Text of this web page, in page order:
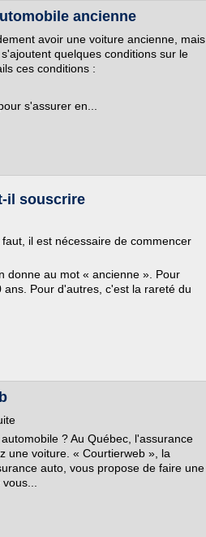
ancienne
avoir une voiture ancienne, mais
quelques conditions sur le
ces conditions :
s'assurer en...
il souscrire
il est nécessaire de commencer
donne au mot « ancienne ». Pour
Pour d'autres, c'est la rareté du
? Au Québec, l'assurance
une voiture. « Courtierweb », la
auto, vous propose de faire une